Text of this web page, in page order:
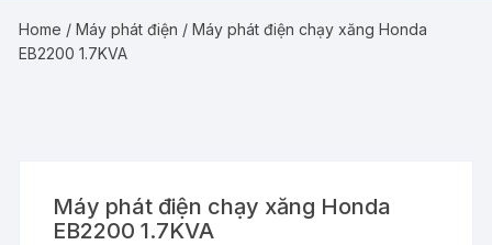
Home /Máy phát điện / Máy phát điện chạy xăng Honda
EB2200 1.7KVA
Máy phát điện chạy xăng Honda
EB2200 1.7KVA